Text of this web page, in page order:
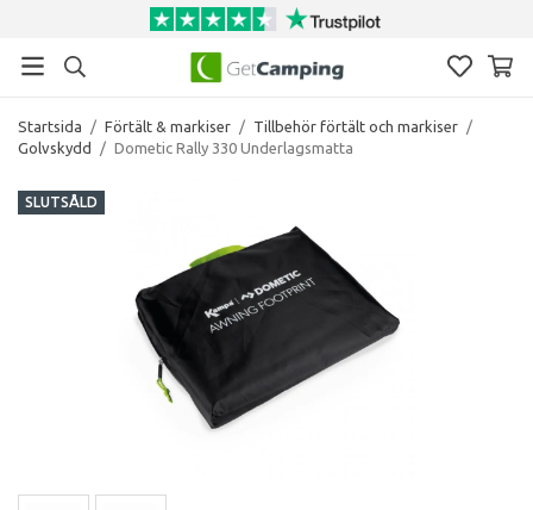
Startsida / Förtält & markiser / Tillbehör förtält och markiser /
Golvskydd
/ Dometic Rally 330 Underlagsmatta
SLUTSÅLD